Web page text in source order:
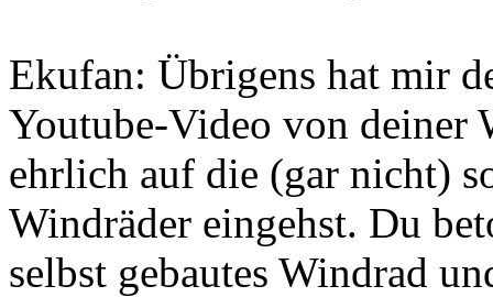
Ekufan: Übrigens hat mir
Youtube-Video von deiner
ehrlich auf die (gar nicht)
Windräder eingehst. Du
selbst gebautes Windrad